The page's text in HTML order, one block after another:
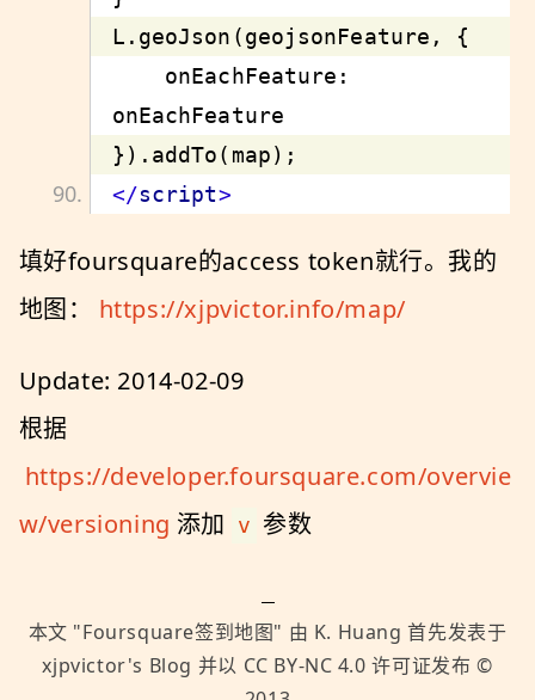
</script>
填好foursquare的access token就行。我的
地图：
https://xjpvictor.info/map/
Update: 2014-02-09
根据
https://developer.foursquare.com/overvie
w/versioning 添加 v 参数
本文 "Foursquare签到地图" 由 K. Huang 首先发表于
xjpvictor's Blog 并以 CC BY-NC 4.0 许可证发布 ©